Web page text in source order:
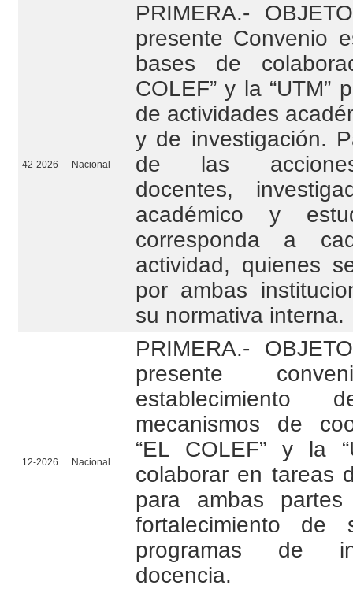
42-2026 Nacional
PRIMERA.-
presente Convenio
bases de
COLEF” y la “UTM”
de actividades
y de investigación.
de las
docentes,
académico y
corresponda a
actividad, quienes
por ambas
su normativa interna.
12-2026 Nacional
PRIMERA.-
presente
mecanismos de
“EL COLEF” y la
colaborar en tareas
para ambas
fortalecimiento de
programas de
docencia.